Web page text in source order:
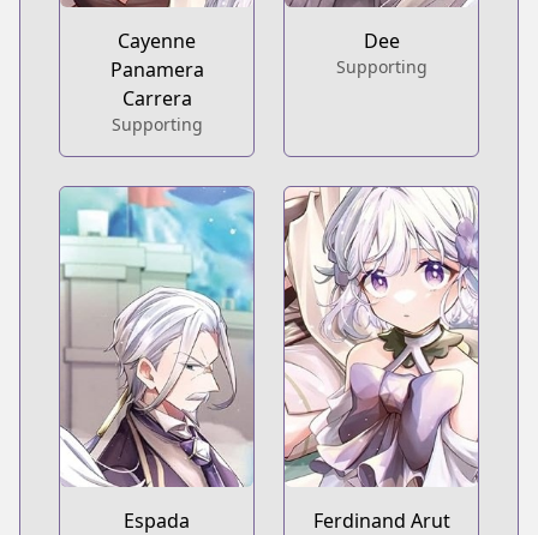
Cayenne
Panamera
Carrera
Supporting
Dee
Supporting
Espada
Ferdinand Arut